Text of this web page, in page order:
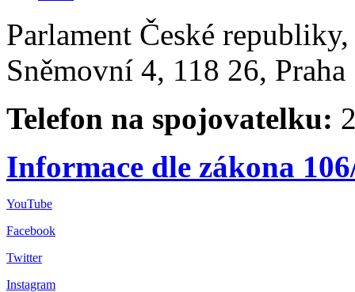
Parlament České
Sněmovní 4, 118 26,
Telefon na spojovatelku:
Informace dle zákona
YouTube
Facebook
Twitter
Instagram